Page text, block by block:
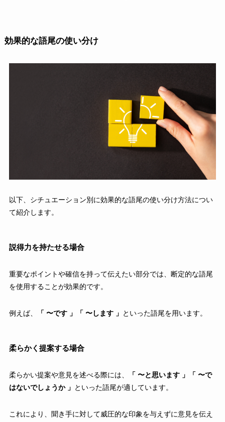
効果的な語尾の使い分け
以下、シチュエーション別に効果的な語尾の使い分け方法につい
て紹介します。
説得力を持たせる場合
重要なポイントや確信を持って伝えたい部分では、断定的な語尾
を使用することが効果的です。
例えば、 「 〜です 」「 〜します 」 といった語尾を用います。
柔らかく提案する場合
柔らかい提案や意見を述べる際には、
「 〜と思います 」「 〜で
はないでしょうか 」 といった語尾が適しています。
これにより、聞き手に対して威圧的な印象を与えずに意見を伝え